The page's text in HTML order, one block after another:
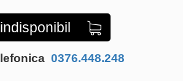
0376.448.248